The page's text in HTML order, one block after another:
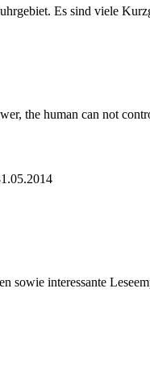
Es sind viele
the human can not
sowie interessante